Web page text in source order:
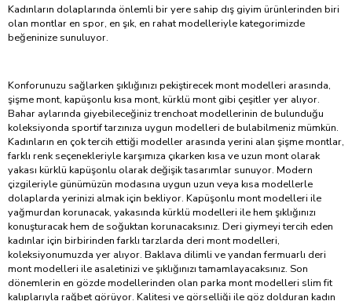
Kadınların dolaplarında önlemli bir yere sahip dış giyim ürünlerinden biri
olan montlar en spor, en şık, en rahat modelleriyle kategorimizde
beğeninize sunuluyor.
Konforunuzu sağlarken şıklığınızı pekiştirecek mont modelleri arasında,
şişme mont, kapüşonlu kısa mont, kürklü mont gibi çeşitler yer alıyor.
Bahar aylarında giyebileceğiniz trenchoat modellerinin de bulunduğu
koleksiyonda sportif tarzınıza uygun modelleri de bulabilmeniz mümkün.
Kadınların en çok tercih ettiği modeller arasında yerini alan şişme montlar,
farklı renk seçenekleriyle karşımıza çıkarken kısa ve uzun mont olarak
yakası kürklü kapüşonlu olarak değişik tasarımlar sunuyor. Modern
çizgileriyle günümüzün modasına uygun uzun veya kısa modellerle
dolaplarda yerinizi almak için bekliyor. Kapüşonlu mont modelleri ile
yağmurdan korunacak, yakasında kürklü modelleri ile hem şıklığınızı
konuşturacak hem de soğuktan korunacaksınız. Deri giymeyi tercih eden
kadınlar için birbirinden farklı tarzlarda deri mont modelleri,
koleksiyonumuzda yer alıyor. Baklava dilimli ve yandan fermuarlı deri
mont modelleri ile asaletinizi ve şıklığınızı tamamlayacaksınız. Son
dönemlerin en gözde modellerinden olan parka mont modelleri slim fit
kalıplarıyla rağbet görüyor. Kalitesi ve görselliği ile göz dolduran kadın